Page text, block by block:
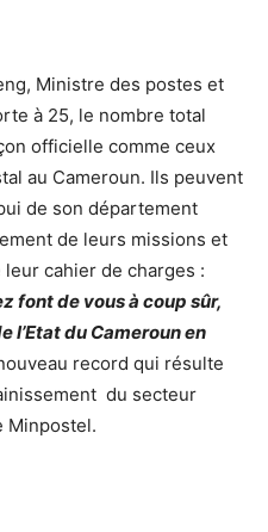
Ministre des postes et
à 25, le nombre total
officielle comme ceux
au Cameroun. Ils peuvent
de son département
de leurs missions et
cahier de charges :
font de vous à coup sûr,
l’Etat du Cameroun en
record qui résulte
du secteur
Minpostel.